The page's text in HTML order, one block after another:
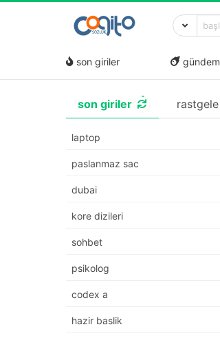
son giriler gündem
son giriler rastgele
laptop
paslanmaz sac
dubai
kore dizileri
sohbet
psikolog
codex a
hazir baslik